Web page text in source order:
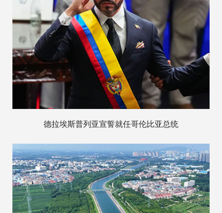
德拉埃斯普列亚宣誓就任哥伦比亚总统